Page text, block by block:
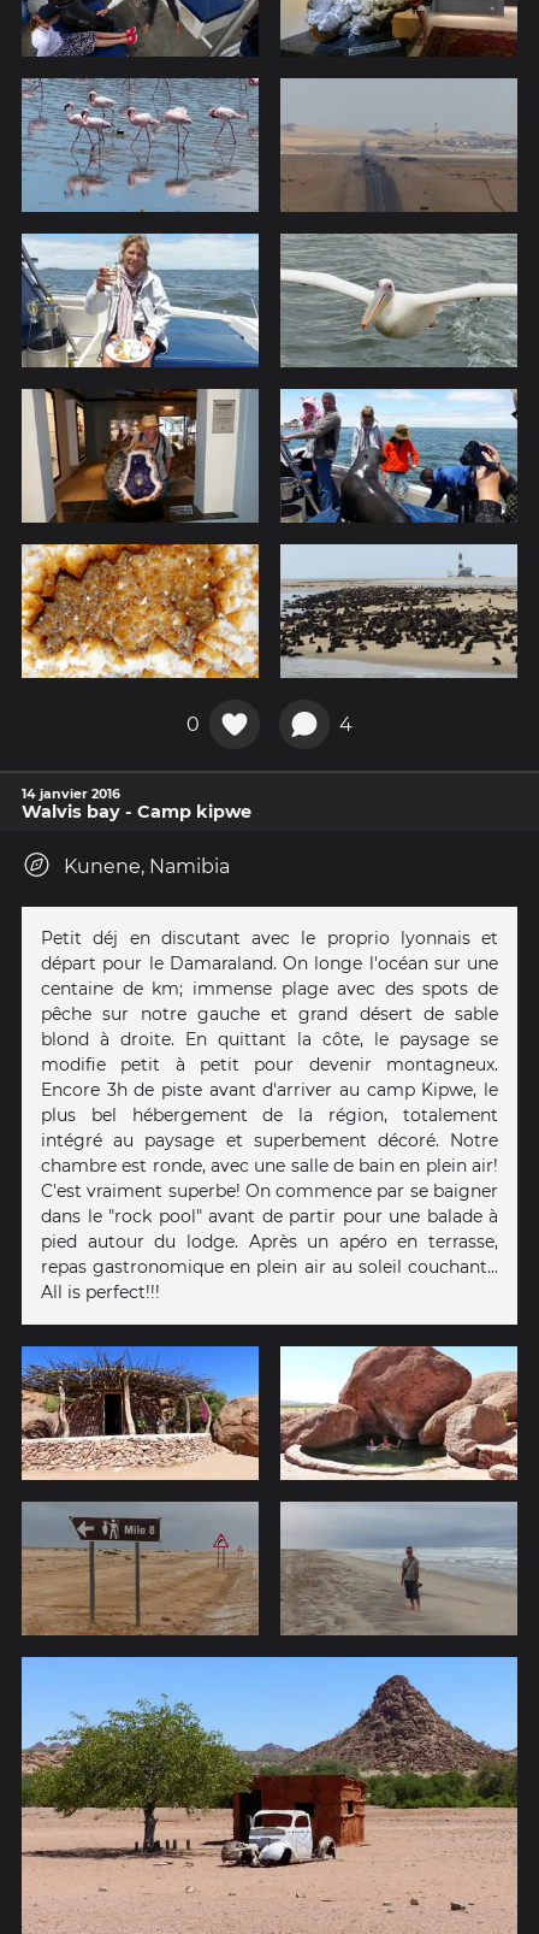
0 4
14 janvier 2016
Walvis bay - Camp kipwe
Kunene, Namibia
Petit déj en discutant avec le proprio lyonnais et
départ pour le Damaraland. On longe l'océan sur une
centaine de km; immense plage avec des spots de
pêche sur notre gauche et grand désert de sable
blond à droite. En quittant la côte, le paysage se
modifie petit à petit pour devenir montagneux.
Encore 3h de piste avant d'arriver au camp Kipwe, le
plus bel hébergement de la région, totalement
intégré au paysage et superbement décoré. Notre
chambre est ronde, avec une salle de bain en plein air!
C'est vraiment superbe! On commence par se baigner
dans le "rock pool" avant de partir pour une balade à
pied autour du lodge. Après un apéro en terrasse,
repas gastronomique en plein air au soleil couchant...
All is perfect!!!